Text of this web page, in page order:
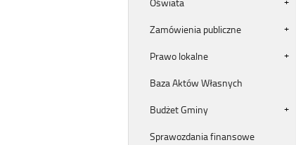
Zamówienia publiczne
Prawo lokalne
Baza Aktów Własnych
Budżet Gminy
Sprawozdania finansowe